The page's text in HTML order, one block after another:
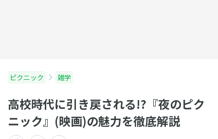
ピクニック 雑学
高校時代に引き戻される!?『夜のピク
ニック』(映画)の魅力を徹底解説